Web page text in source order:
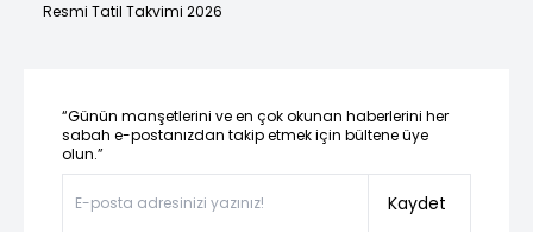
Resmi Tatil Takvimi 2026
“Günün manşetlerini ve en çok okunan haberlerini her
sabah e-postanızdan takip etmek için bültene üye
olun.”
Kaydet